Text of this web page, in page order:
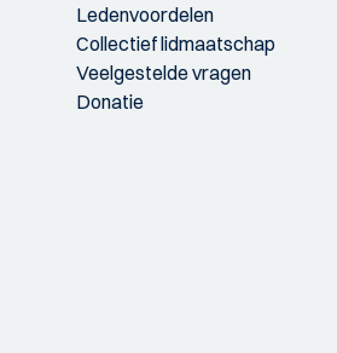
Ledenvoordelen
Collectief lidmaatschap
Veelgestelde vragen
Donatie